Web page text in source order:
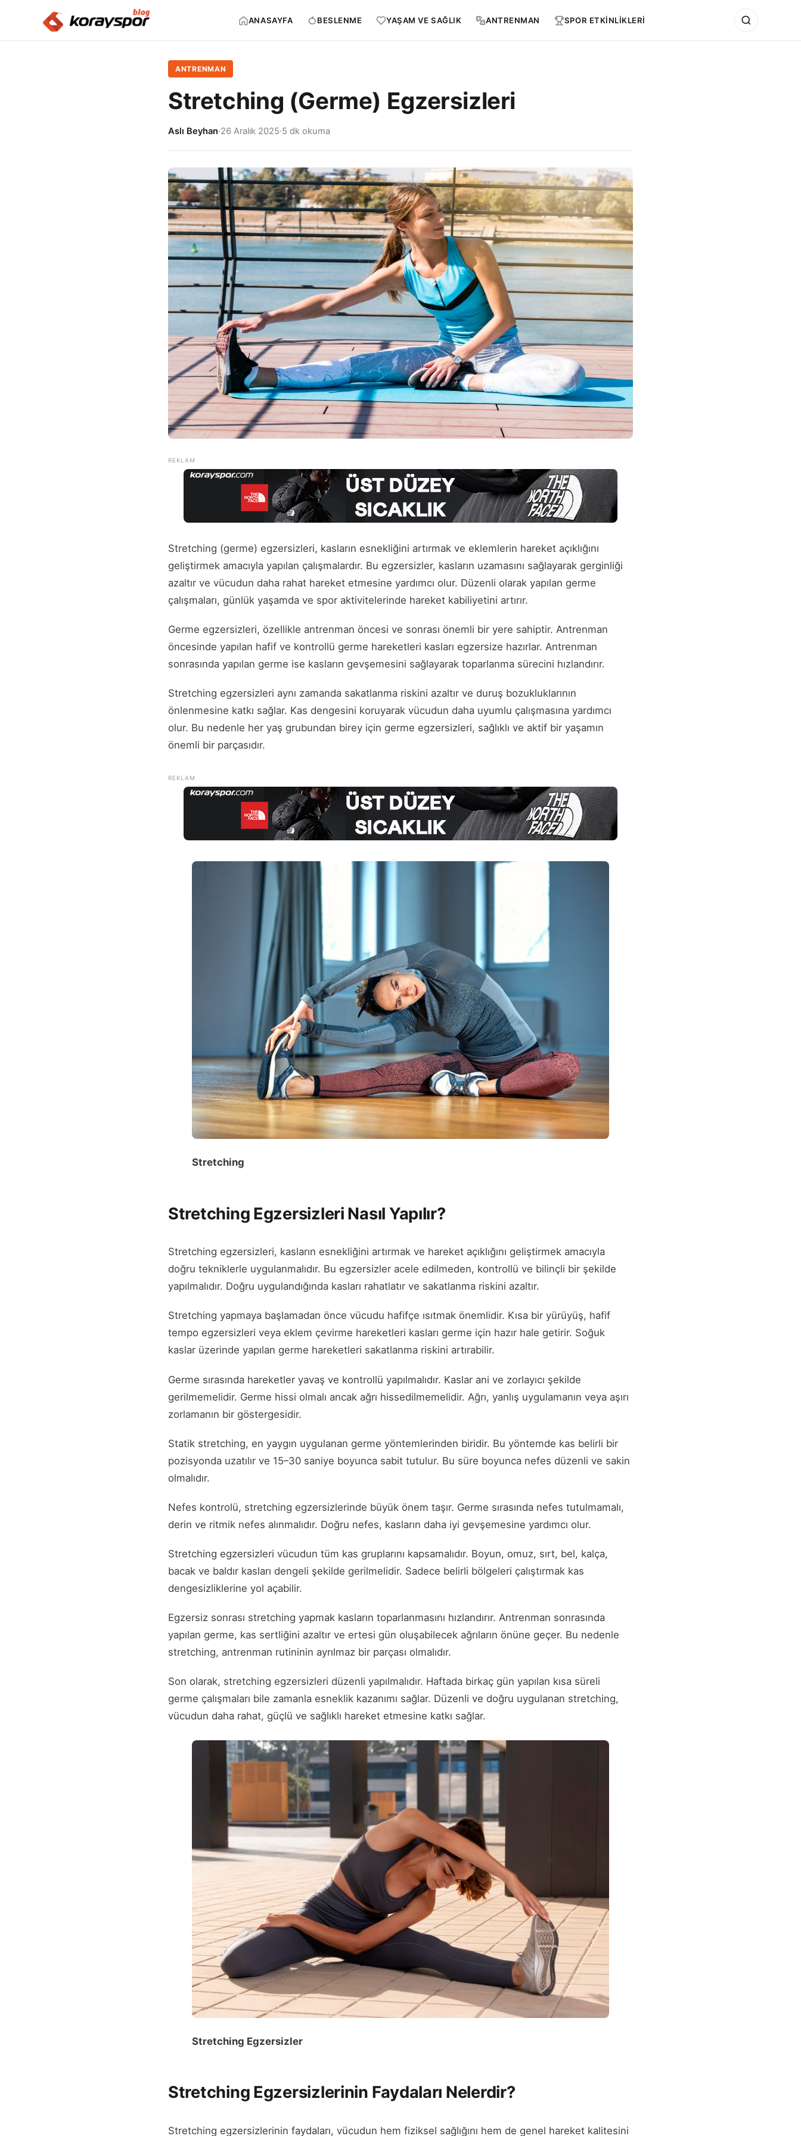
ANASAYFA BESLENME YAŞAM VE SAĞLIK ANTRENMAN SPOR ETKİNLİKLERİ
ANTRENMAN
Stretching (Germe) Egzersizleri
Aslı Beyhan·26 Aralık 2025·5 dk okuma
Stretching (germe) egzersizleri, kasların esnekliğini artırmak ve eklemlerin hareket açıklığını
geliştirmek amacıyla yapılan çalışmalardır. Bu egzersizler, kasların uzamasını sağlayarak gerginliği
azaltır ve vücudun daha rahat hareket etmesine yardımcı olur. Düzenli olarak yapılan germe
çalışmaları, günlük yaşamda ve spor aktivitelerinde hareket kabiliyetini artırır.
Germe egzersizleri, özellikle antrenman öncesi ve sonrası önemli bir yere sahiptir. Antrenman
öncesinde yapılan hafif ve kontrollü germe hareketleri kasları egzersize hazırlar. Antrenman
sonrasında yapılan germe ise kasların gevşemesini sağlayarak toparlanma sürecini hızlandırır.
Stretching egzersizleri aynı zamanda sakatlanma riskini azaltır ve duruş bozukluklarının
önlenmesine katkı sağlar. Kas dengesini koruyarak vücudun daha uyumlu çalışmasına yardımcı
olur. Bu nedenle her yaş grubundan birey için germe egzersizleri, sağlıklı ve aktif bir yaşamın
önemli bir parçasıdır.
Stretching
Stretching Egzersizleri Nasıl Yapılır?
Stretching egzersizleri, kasların esnekliğini artırmak ve hareket açıklığını geliştirmek amacıyla
doğru tekniklerle uygulanmalıdır. Bu egzersizler acele edilmeden, kontrollü ve bilinçli bir şekilde
yapılmalıdır. Doğru uygulandığında kasları rahatlatır ve sakatlanma riskini azaltır.
Stretching yapmaya başlamadan önce vücudu hafifçe ısıtmak önemlidir. Kısa bir yürüyüş, hafif
tempo egzersizleri veya eklem çevirme hareketleri kasları germe için hazır hale getirir. Soğuk
kaslar üzerinde yapılan germe hareketleri sakatlanma riskini artırabilir.
Germe sırasında hareketler yavaş ve kontrollü yapılmalıdır. Kaslar ani ve zorlayıcı şekilde
gerilmemelidir. Germe hissi olmalı ancak ağrı hissedilmemelidir. Ağrı, yanlış uygulamanın veya aşırı
zorlamanın bir göstergesidir.
Statik stretching, en yaygın uygulanan germe yöntemlerinden biridir. Bu yöntemde kas belirli bir
pozisyonda uzatılır ve 15–30 saniye boyunca sabit tutulur. Bu süre boyunca nefes düzenli ve sakin
olmalıdır.
Nefes kontrolü, stretching egzersizlerinde büyük önem taşır. Germe sırasında nefes tutulmamalı,
derin ve ritmik nefes alınmalıdır. Doğru nefes, kasların daha iyi gevşemesine yardımcı olur.
Stretching egzersizleri vücudun tüm kas gruplarını kapsamalıdır. Boyun, omuz, sırt, bel, kalça,
bacak ve baldır kasları dengeli şekilde gerilmelidir. Sadece belirli bölgeleri çalıştırmak kas
dengesizliklerine yol açabilir.
Egzersiz sonrası stretching yapmak kasların toparlanmasını hızlandırır. Antrenman sonrasında
yapılan germe, kas sertliğini azaltır ve ertesi gün oluşabilecek ağrıların önüne geçer. Bu nedenle
stretching, antrenman rutininin ayrılmaz bir parçası olmalıdır.
Son olarak, stretching egzersizleri düzenli yapılmalıdır. Haftada birkaç gün yapılan kısa süreli
germe çalışmaları bile zamanla esneklik kazanımı sağlar. Düzenli ve doğru uygulanan stretching,
vücudun daha rahat, güçlü ve sağlıklı hareket etmesine katkı sağlar.
Stretching Egzersizler
Stretching Egzersizlerinin Faydaları Nelerdir?
Stretching egzersizlerinin faydaları, vücudun hem fiziksel sağlığını hem de genel hareket kalitesini